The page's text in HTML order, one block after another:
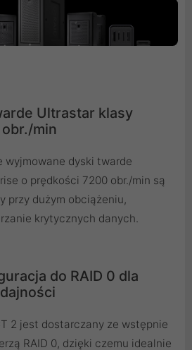
Ultrastar klasy
min
wyjmowane dyski twarde
o prędkości 7200 obr./min są
przy dużym obciążeniu,
krytycznych danych.
do RAID 0 dla
2 jest dostarczany ze wstępnie
RAID 0, dzięki czemu idealnie